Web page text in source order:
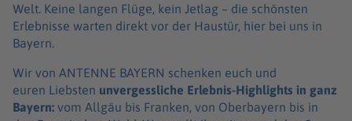
Welt. Keine langen Flüge, kein Jetlag – die schönsten
Erlebnisse warten direkt vor der Haustür, hier bei uns in
Bayern.
Wir von ANTENNE BAYERN schenken euch und
euren Liebsten unvergessliche Erlebnis-Highlights in ganz
Bayern: vom Allgäu bis Franken, von Oberbayern bis in